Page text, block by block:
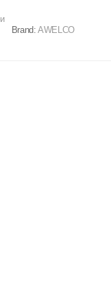
Brand:AWELCO